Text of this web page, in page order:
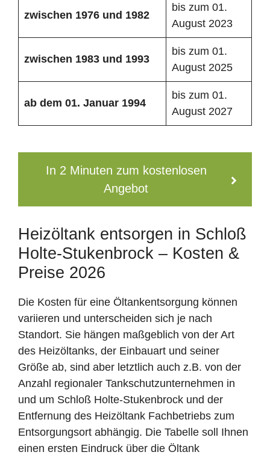
zwischen 1976 und 1982
bis zum 01.
August 2023
zwischen 1983 und 1993
bis zum 01.
August 2025
ab dem 01. Januar 1994
bis zum 01.
August 2027
In 2 Minuten zum kostenlosen
Angebot
Heizöltank entsorgen in Schloß
Holte-Stukenbrock – Kosten &
Preise 2026
Die Kosten für eine Öltankentsorgung können
variieren und unterscheiden sich je nach
Standort. Sie hängen maßgeblich von der Art
des Heizöltanks, der Einbauart und seiner
Größe ab, sind aber letztlich auch z.B. von der
Anzahl regionaler Tankschutzunternehmen in
und um Schloß Holte-Stukenbrock und der
Entfernung des Heizöltank Fachbetriebs zum
Entsorgungsort abhängig. Die Tabelle soll Ihnen
einen ersten Eindruck über die Öltank